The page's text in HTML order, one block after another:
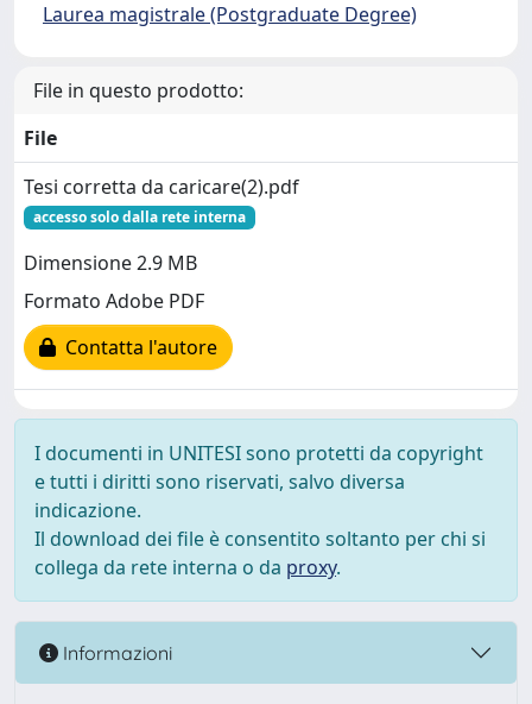
Laurea magistrale (Postgraduate Degree)
File in questo prodotto:
File
Tesi corretta da caricare(2).pdf
accesso solo dalla rete interna
Dimensione 2.9 MB
Formato Adobe PDF
Contatta l'autore
I documenti in UNITESI sono protetti da copyright
e tutti i diritti sono riservati, salvo diversa
indicazione.
Il download dei file è consentito soltanto per chi si
collega da rete interna o da proxy.
Informazioni